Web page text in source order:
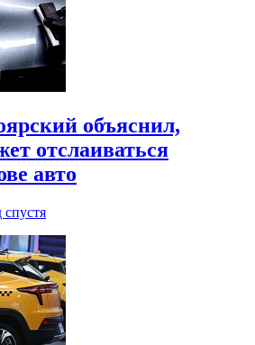
объяснил,
отслаиваться
авто
спустя